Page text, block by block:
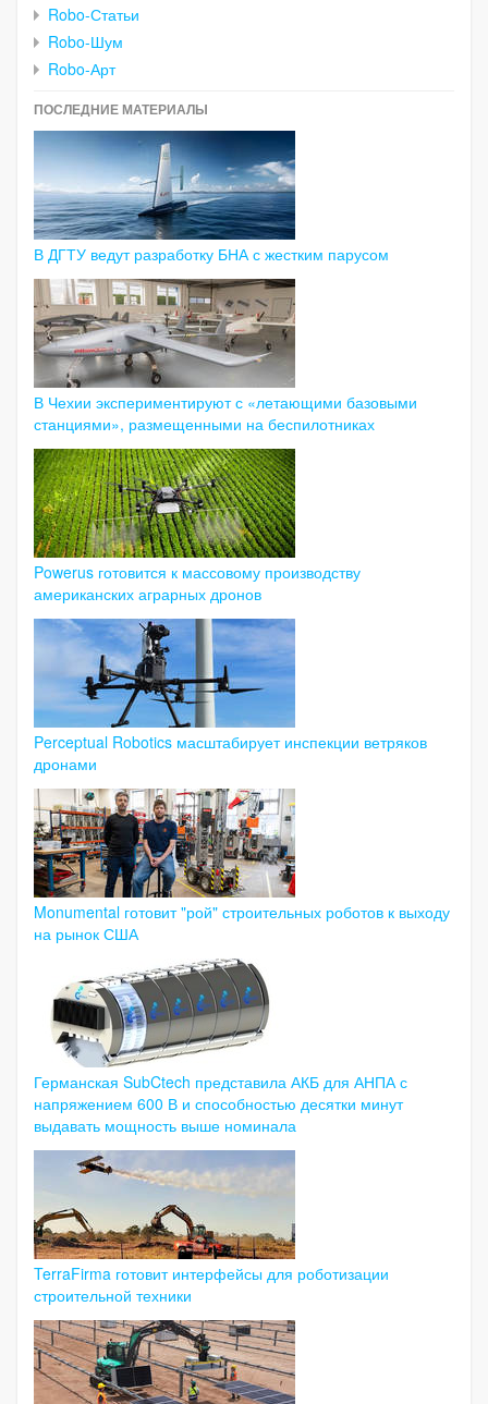
Robo-Статьи
Robo-Шум
Robo-Арт
ПОСЛЕДНИЕ МАТЕРИАЛЫ
В ДГТУ ведут разработку БНА с жестким парусом
В Чехии экспериментируют с «летающими базовыми
станциями», размещенными на беспилотниках
Powerus готовится к массовому производству
американских аграрных дронов
Perceptual Robotics масштабирует инспекции ветряков
дронами
Monumental готовит "рой" строительных роботов к выходу
на рынок США
Германская SubCtech представила АКБ для АНПА с
напряжением 600 В и способностью десятки минут
выдавать мощность выше номинала
TerraFirma готовит интерфейсы для роботизации
строительной техники